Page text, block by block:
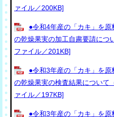
ァイル／200KB]
●令和4年産の「カキ」を
の乾燥果実の加工自粛要請につ
ファイル／201KB]
●令和3年産の「カキ」を
の乾燥果実の検査結果について
ァイル／197KB]
●令和3年産の「カキ」を